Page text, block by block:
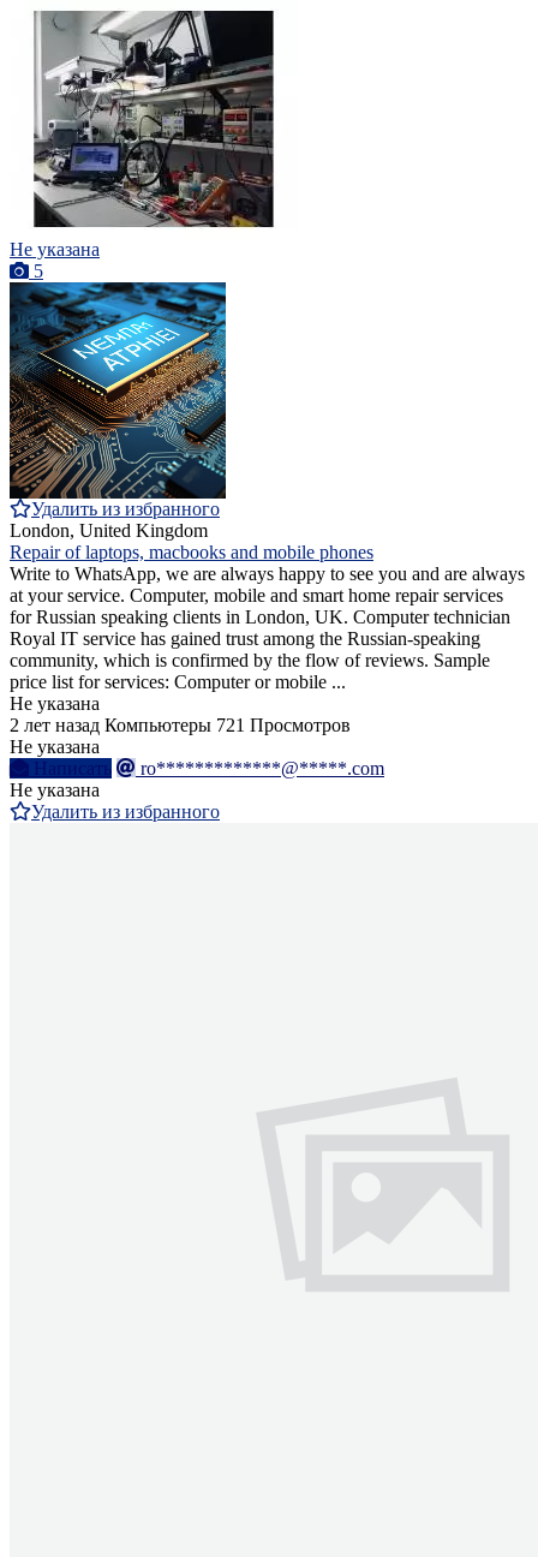
Не указана
5
Удалить из избранного
London, United Kingdom
Repair of laptops, macbooks and mobile phones
Write to WhatsApp, we are always happy to see you and are always
at your service. Computer, mobile and smart home repair services
for Russian speaking clients in London, UK. Computer technician
Royal IT service has gained trust among the Russian-speaking
community, which is confirmed by the flow of reviews. Sample
price list for services: Computer or mobile ...
Не указана
2 лет назад Компьютеры 721 Просмотров
Не указана
Написать
ro*************@*****.com
Не указана
Удалить из избранного